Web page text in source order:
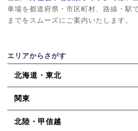
車場を都道府県・市区町村、路線・駅
までをスムーズにご案内いたします。
エリアからさがす
北海道・東北
関東
北陸・甲信越